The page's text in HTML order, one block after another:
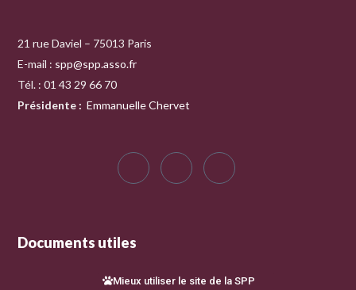
21 rue Daviel – 75013 Paris
E-mail : spp@spp.asso.fr
Tél. : 01 43 29 66 70
Présidente : Emmanuelle Chervet
Documents utiles
Mieux utiliser le site de la SPP